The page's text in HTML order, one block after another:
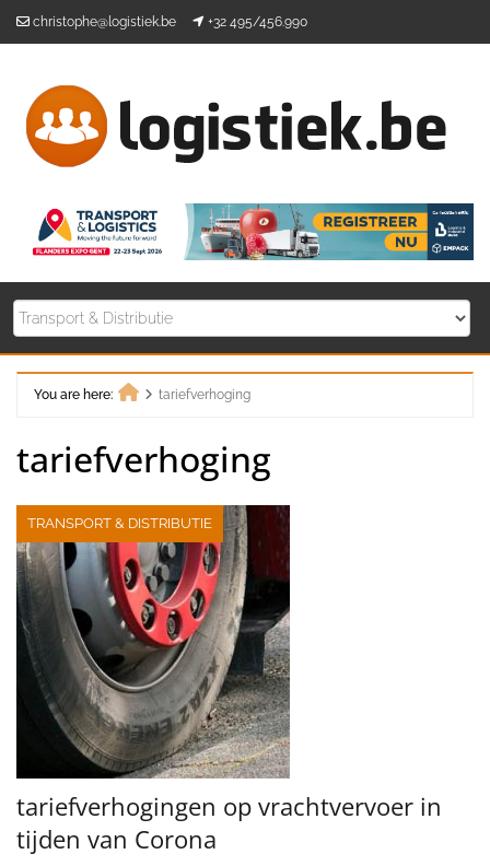
christophe@logistiek.be +32 495/456.990
You are here:
tariefverhoging
tariefverhoging
TRANSPORT & DISTRIBUTIE
tariefverhogingen op vrachtvervoer in
tijden van Corona